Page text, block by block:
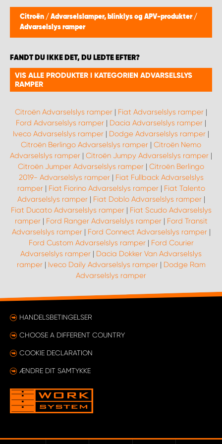
Citroën / Advarselslamper, blinklys og APV-produkter /
Advarselslys ramper
FANDT DU IKKE DET, DU LEDTE EFTER?
VIS ALLE PRODUKTER I KATEGORIEN ADVARSELSLYS
RAMPER
Citroën Advarselslys ramper | Fiat Advarselslys ramper |
Ford Advarselslys ramper | Dacia Advarselslys ramper |
Iveco Advarselslys ramper | Dodge Advarselslys ramper |
Citroën Berlingo Advarselslys ramper | Citroën Nemo
Advarselslys ramper | Citroën Jumpy Advarselslys ramper |
Citroën Jumper Advarselslys ramper | Citroën Berlingo
2019- Advarselslys ramper| Fiat Fullback Advarselslys
ramper| Fiat Fiorino Advarselslys ramper| Fiat Talento
Advarselslys ramper| Fiat Doblo Advarselslys ramper|
Fiat Ducato Advarselslys ramper| Fiat Scudo Advarselslys
ramper| Ford Ranger Advarselslys ramper| Ford Transit
Advarselslys ramper| Ford Connect Advarselslys ramper|
Ford Custom Advarselslys ramper| Ford Courier
Advarselslys ramper | Dacia Dokker Van Advarselslys
ramper| Iveco Daily Advarselslys ramper| Dodge Ram
Advarselslys ramper
HANDELSBETINGELSER
CHOOSE A DIFFERENT COUNTRY
COOKIE DECLARATION
ÆNDRE DIT SAMTYKKE